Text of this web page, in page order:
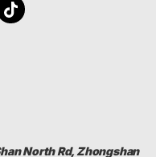
North Rd, Zhongshan